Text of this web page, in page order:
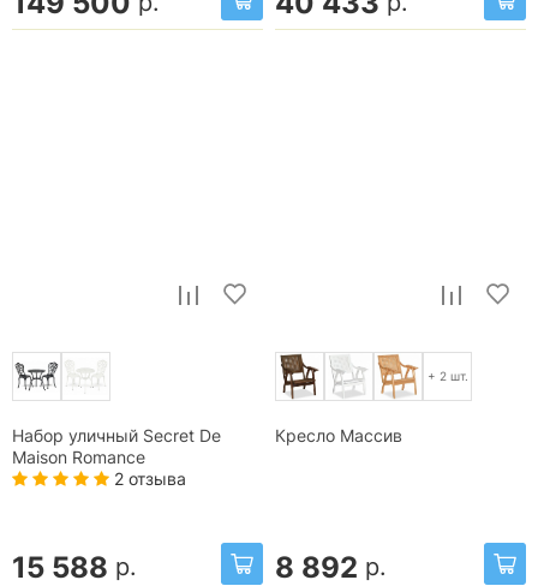
Набор уличный Secret De
Maison Romance
2 отзыва
15 588 р.
+ 2 шт.
Кресло Массив
8 892 р.